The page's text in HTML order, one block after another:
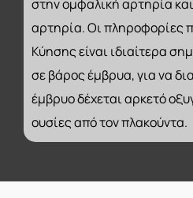
στην ομφαλική αρτηρία
αρτηρία. Οι πληροφορίες
Κύησης είναι ιδιαίτερα
σε βάρος έμβρυα, για να
έμβρυο δέχεται αρκετό
ουσίες από τον πλακούντα.